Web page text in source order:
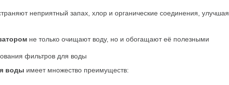
неприятный запах, хлор и органические соединения, улучшая
не только очищают воду, но и обогащают её полезными
фильтров для воды
воды имеет множество преимуществ: